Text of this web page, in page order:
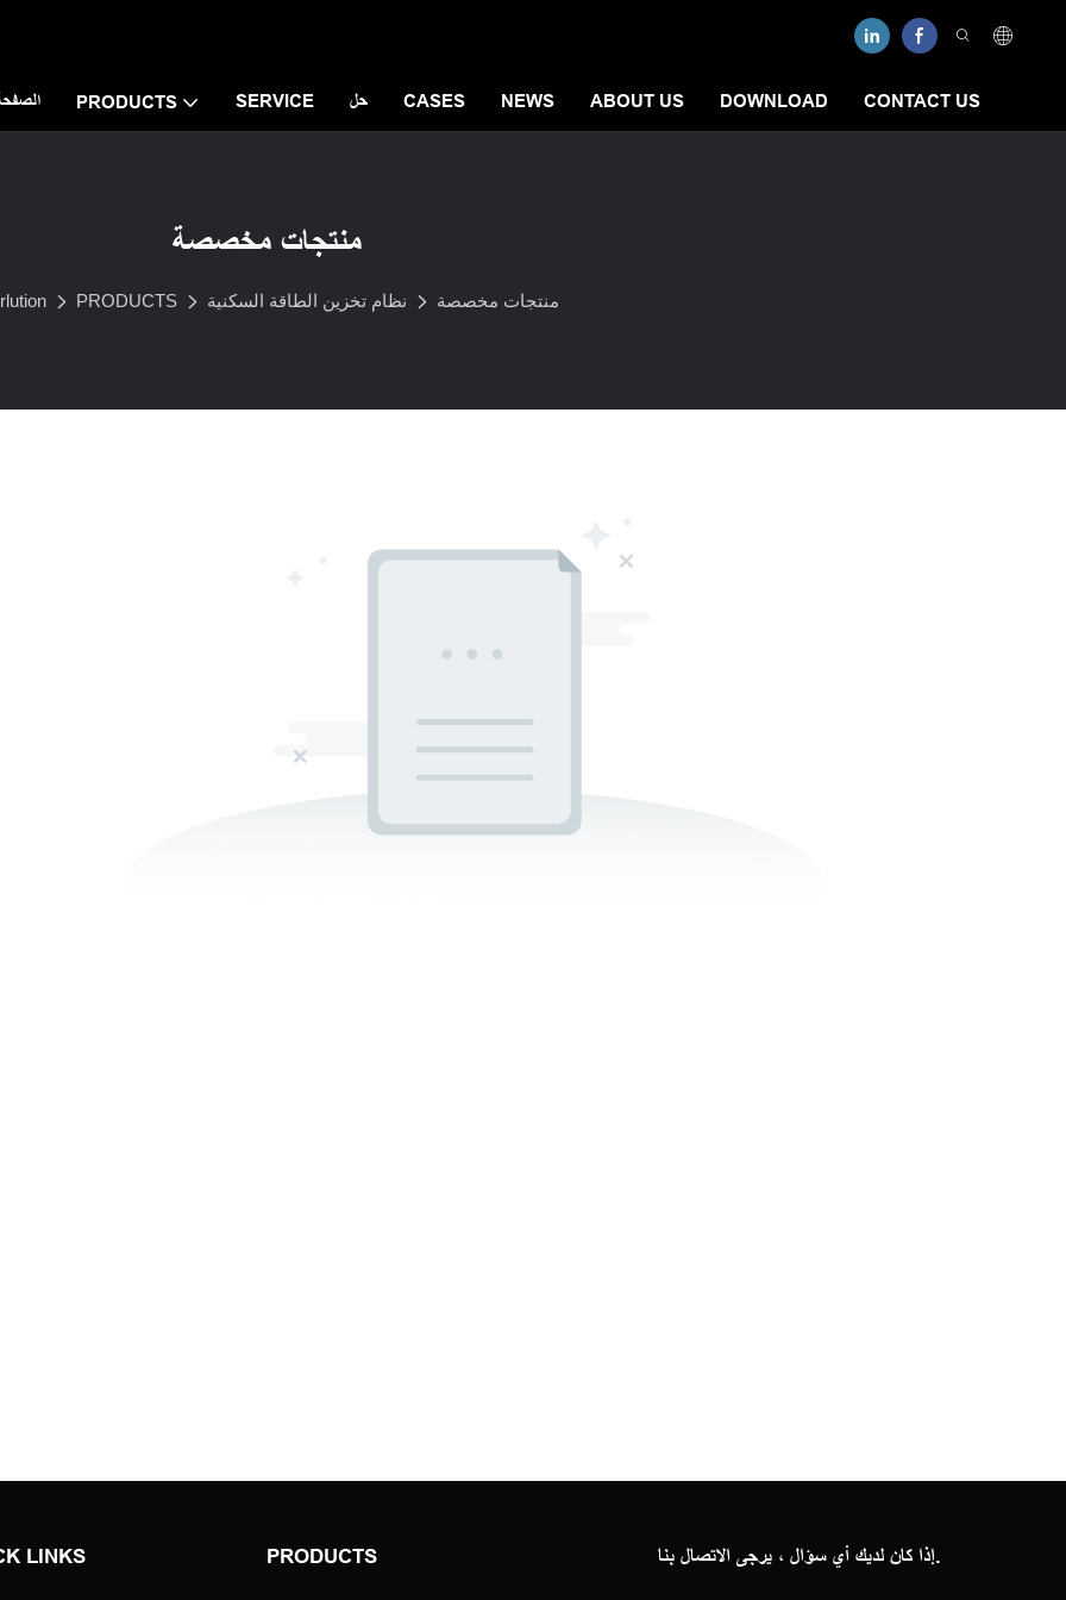
PRODUCTS SERVICE حل CASES NEWS ABOUT US DOWNLOAD CONTACT US
منتجات مخصصة
PRODUCTS نظام تخزين الطاقة السكنية منتجات مخصصة
LINKS PRODUCTS إذا كان لديك أي سؤال ، يرجى الاتصال بنا.